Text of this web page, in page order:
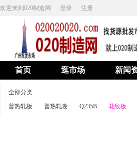
欢迎来到020制造网 登录 注册
首页 逛市场 新闻
全部分类
普热轧板
普热轧卷 Q235B 花纹板